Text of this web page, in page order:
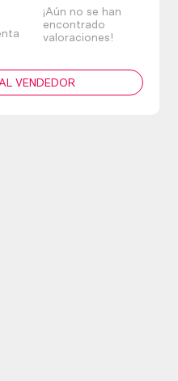
¡Aún no se han
encontrado
valoraciones!
VENDEDOR